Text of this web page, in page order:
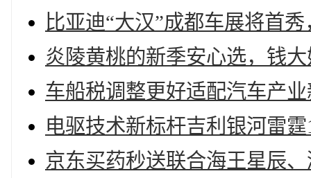
比亚迪“大汉”成都车展将首
炎陵黄桃的新季安心选，钱
车船税调整更好适配汽车产
电驱技术新标杆吉利银河雷
京东买药秒送联合海王星辰